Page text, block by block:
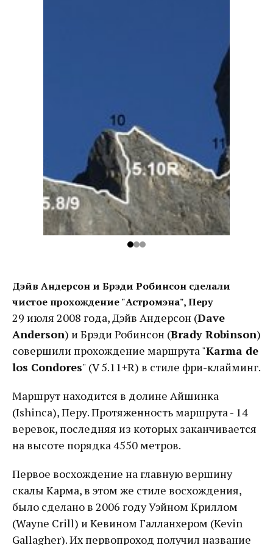
Дэйв Андерсон и Брэди Робинсон сделали
чистое прохождение "Астромэна", Перу
29 июля 2008 года, Дэйв Андерсон (Dave
Anderson) и Брэди Робинсон (Brady Robinson)
совершили прохождение маршрута "Karma de
los Condores" (V 5.11+R) в стиле фри-клайминг.
Маршрут находится в долине Айшинка
(Ishinca), Перу. Протяженность маршрута - 14
веревок, последняя из которых заканчивается
на высоте порядка 4550 метров.
Первое восхождение на главную вершину
скалы Карма, в этом же стиле восхождения,
было сделано в 2006 году Уэйном Криллом
(Wayne Crill) и Кевином Галланхером (Kevin
Gallagher). Их первопроход получил название